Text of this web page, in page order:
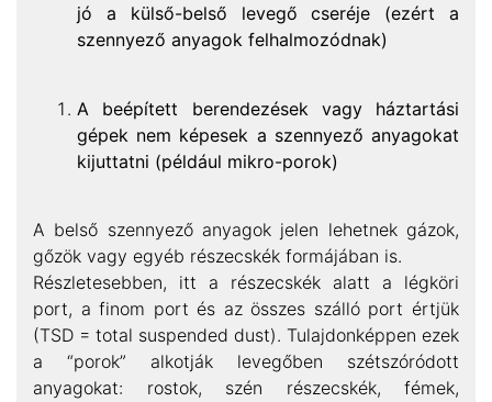
jó a külső-belső levegő cseréje (ezért a
szennyező anyagok felhalmozódnak)
A beépített berendezések vagy háztartási
gépek nem képesek a szennyező anyagokat
kijuttatni (például mikro-porok)
A belső szennyező anyagok jelen lehetnek gázok,
gőzök vagy egyéb részecskék formájában is.
Részletesebben, itt a részecskék alatt a légköri
port, a finom port és az összes szálló port értjük
(TSD = total suspended dust). Tulajdonképpen ezek
a “porok” alkotják levegőben szétszóródott
anyagokat: rostok, szén részecskék, fémek,